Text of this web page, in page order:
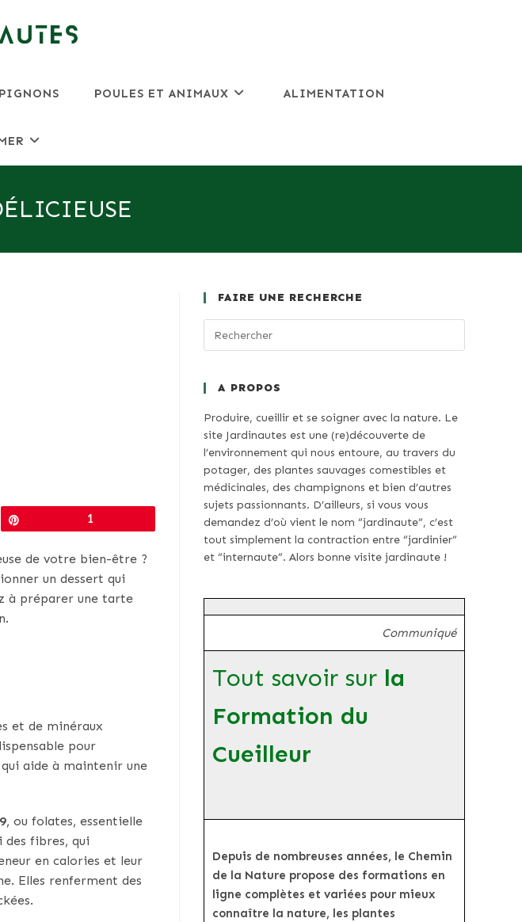
POULES ET ANIMAUX ALIMENTATION
1
de votre bien-être ?
un dessert qui
à préparer une tarte
et de minéraux
pour
aide à maintenir une
, ou folates, essentielle
des fibres, qui
en calories et leur
Elles renferment des
FAIRE UNE RECHERCHE
A PROPOS
Produire, cueillir et se soigner avec la nature. Le
site Jardinautes est une (re)découverte de
l’environnement qui nous entoure, au travers du
potager, des plantes sauvages comestibles et
médicinales, des champignons et bien d’autres
sujets passionnants. D’ailleurs, si vous vous
demandez d’où vient le nom “jardinaute”, c’est
tout simplement la contraction entre “jardinier”
et “internaute”. Alors bonne visite jardinaute !
Communiqué
Tout savoir sur la
Formation du
Cueilleur
Depuis de nombreuses années, le Chemin
de la Nature propose des formations en
ligne complètes et variées pour mieux
connaître la nature, les plantes